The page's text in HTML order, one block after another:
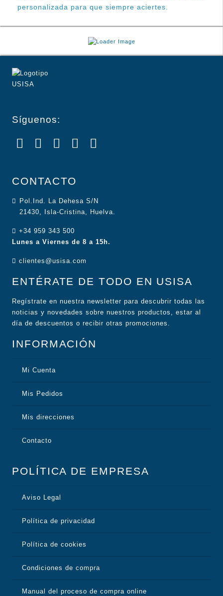
personalizada para que siempre aciertes.
Síguenos:
INFORMACIÓN
Mi Cuenta
Mis Pedidos
Mis direcciones
Contacto
POLÍTICA DE EMPRESA
Aviso Legal
Política de privacidad
Política de cookies
Condiciones de compra
Manual del proceso de compra online
CONTACTO
Pol.Ind. La Dehesa S/N
21430, Isla-Cristina, Huelva.
+34 959 343 500
Lunes a Viernes de 8 a 15h.
clientes@usisa.com
ENTÉRATE DE TODO EN USISA
Regístrate en nuestra newsletter para descubrir todas las
noticias y novedades sobre nuestros productos, estar al
día de descuentos o recibir otras promociones.